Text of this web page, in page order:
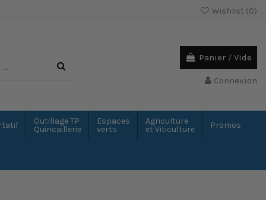
Wishlist (0)
Panier / Vide
Connexion
Outillage TP
Quincaillerie
Espaces
verts
Agriculture
et Viticulture
Promos